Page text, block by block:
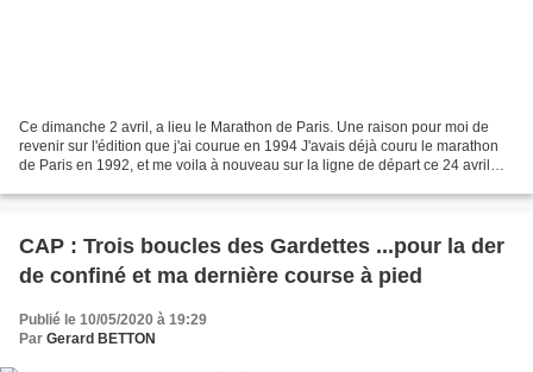
Ce dimanche 2 avril, a lieu le Marathon de Paris. Une raison pour moi de
revenir sur l'édition que j'ai courue en 1994 J'avais déjà couru le marathon
de Paris en 1992, et me voila à nouveau sur la ligne de départ ce 24 avril
CAP : Trois boucles des Gardettes ...pour la der
de confiné et ma dernière course à pied
Publié le 10/05/2020 à 19:29
Par Gerard BETTON